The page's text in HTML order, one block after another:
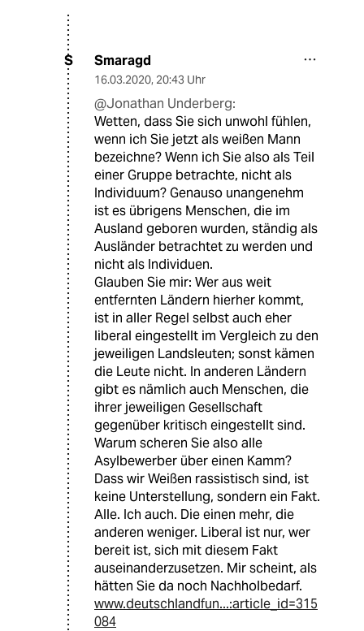
S Smaragd
16.03.2020, 20:43 Uhr
@Jonathan Underberg:
Wetten, dass Sie sich unwohl fühlen,
wenn ich Sie jetzt als weißen Mann
bezeichne? Wenn ich Sie also als Teil
einer Gruppe betrachte, nicht als
Individuum? Genauso unangenehm
ist es übrigens Menschen, die im
Ausland geboren wurden, ständig als
Ausländer betrachtet zu werden und
nicht als Individuen.
Glauben Sie mir: Wer aus weit
entfernten Ländern hierher kommt,
ist in aller Regel selbst auch eher
liberal eingestellt im Vergleich zu den
jeweiligen Landsleuten; sonst kämen
die Leute nicht. In anderen Ländern
gibt es nämlich auch Menschen, die
ihrer jeweiligen Gesellschaft
gegenüber kritisch eingestellt sind.
Warum scheren Sie also alle
Asylbewerber über einen Kamm?
Dass wir Weißen rassistisch sind, ist
keine Unterstellung, sondern ein Fakt.
Alle. Ich auch. Die einen mehr, die
anderen weniger. Liberal ist nur, wer
bereit ist, sich mit diesem Fakt
auseinanderzusetzen. Mir scheint, als
hätten Sie da noch Nachholbedarf.
www.deutschlandfun...:article_id=315
084